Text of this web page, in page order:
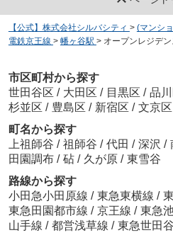
【公式】株式会社シルバシティ > (マンシ
電鉄京王線 > 幡ヶ谷駅 > オープンレジデ
市区町村から探す
世田谷区 / 大田区 / 目黒区 / 品
杉並区 / 豊島区 / 新宿区 / 文京区
町名から探す
上祖師谷 / 祖師谷 / 代田 / 深沢 /
田園調布 / 砧 / 久が原 / 東雪谷
路線から探す
小田急小田原線 / 東急東横線 /
東急田園都市線 / 京王線 / 東急
山手線 / 都営浅草線 / 東急世田